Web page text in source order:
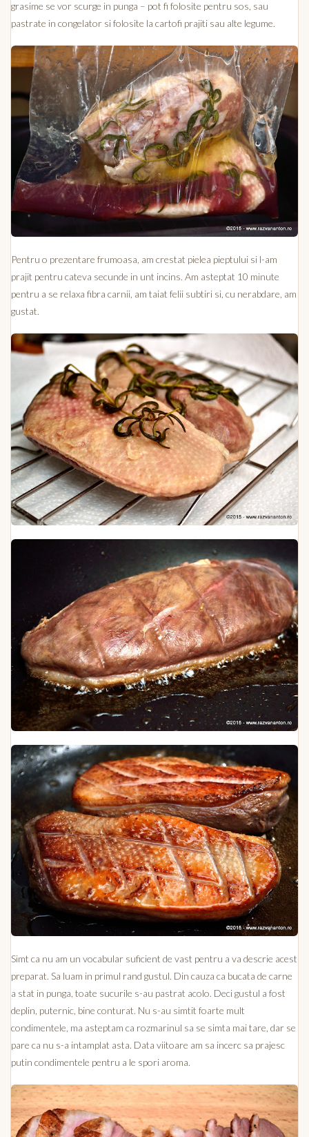
grasime se vor scurge in punga – pot fi folosite pentru sos, sau
pastrate in congelator si folosite la cartofi prajiti sau alte legume.
Pentru o prezentare frumoasa, am crestat pielea pieptului si l-am
prajit pentru cateva secunde in unt incins. Am asteptat 10 minute
pentru a se relaxa fibra carnii, am taiat felii subtiri si, cu nerabdare, am
gustat.
Simt ca nu am un vocabular suficient de vast pentru a va descrie acest
preparat. Sa luam in primul rand gustul. Din cauza ca bucata de carne
a stat in punga, toate sucurile s-au pastrat acolo. Deci gustul a fost
deplin, puternic, bine conturat. Nu s-au simtit foarte mult
condimentele, ma asteptam ca rozmarinul sa se simta mai tare, dar se
pare ca nu s-a intamplat asta. Data viitoare am sa incerc sa prajesc
putin condimentele pentru a le spori aroma.